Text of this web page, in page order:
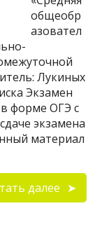
общеобр
азовател
Лукиных
Экзамен
в форме ОГЭ с
экзамена
материал
далее